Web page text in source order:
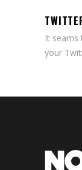
It seams
your